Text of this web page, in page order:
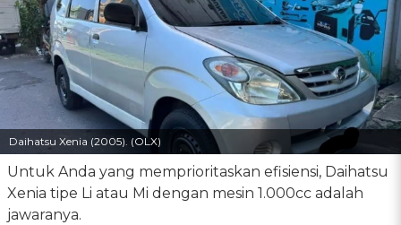
Daihatsu Xenia (2005). (OLX)
Untuk Anda yang memprioritaskan efisiensi, Daihatsu
Xenia tipe Li atau Mi dengan mesin 1.000cc adalah
jawaranya.